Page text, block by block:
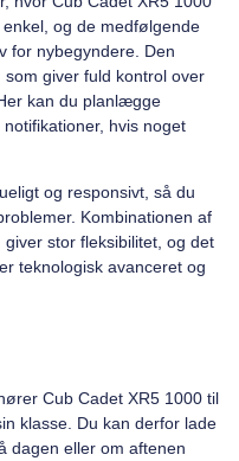
og de medfølgende
for nybegyndere. Den
giver fuld kontrol over
kan du planlægge
hvis noget
og responsivt, så du
Kombinationen af
stor fleksibilitet, og det
teknologisk avanceret og
Cub Cadet XR5 1000 til
klasse. Du kan derfor lade
dagen eller om aftenen